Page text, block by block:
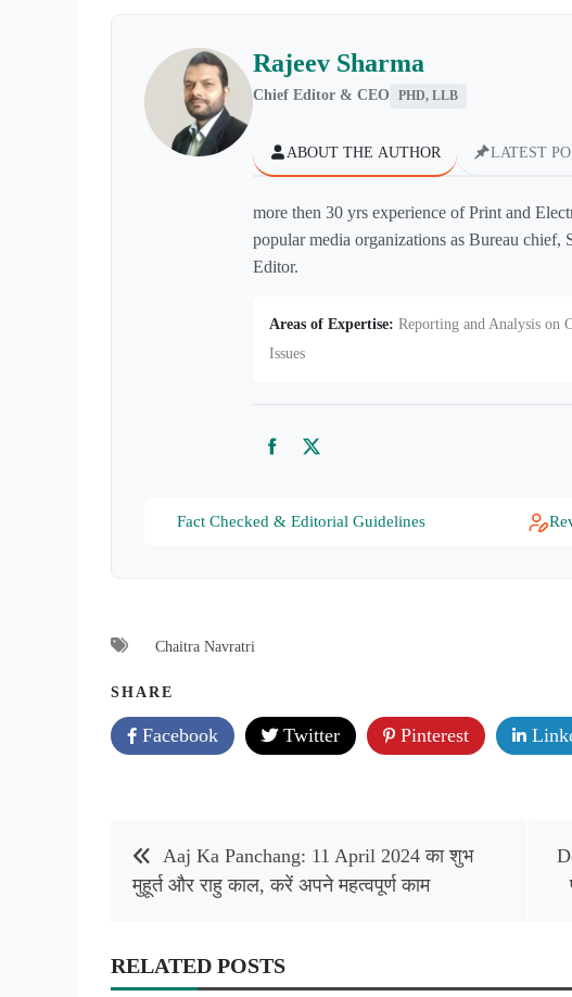
Rajeev Sharma
Chief Editor & CEO PHD, LLB
ABOUT THE AUTHOR LATEST
more then 30 yrs experience of Print and
popular media organizations as Bureau chief,
Editor.
Areas of Expertise: Reporting and Analysis on
Issues
FacebookTwitter
Fact Checked & Editorial Guidelines
Chaitra Navratri
SHARE
Facebook Twitter Pinterest
Post
navigation
Aaj Ka Panchang: 11 April 2024 का शुभ
मुहूर्त और राहु काल, करें अपने महत्वपूर्ण काम
RELATED POSTS